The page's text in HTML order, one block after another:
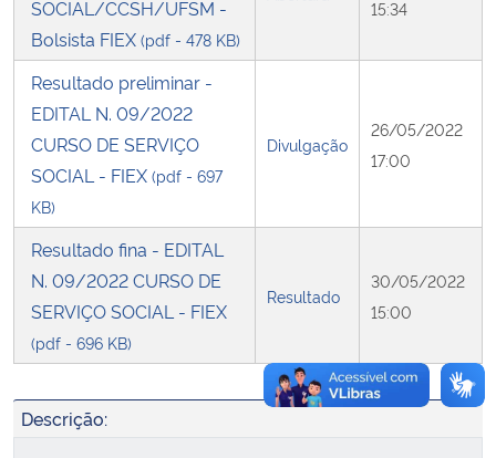
Secretaria-Geral
Secretaria de Governo
Gabinete de Segurança Institucional
Advocacia-Geral da União
Banco Central do Brasil
Planalto
SOCIAL/CCSH/UFSM -
Bolsista FIEX (pdf - 478 KB)
15:34
Resultado preliminar -
EDITAL N. 09/2022
CURSO DE SERVIÇO
SOCIAL - FIEX (pdf - 697
KB)
Divulgação
26/05/2022
17:00
Resultado fina - EDITAL
N. 09/2022 CURSO DE
SERVIÇO SOCIAL - FIEX
(pdf - 696 KB)
Resultado
30/05/2022
15:00
Descrição: